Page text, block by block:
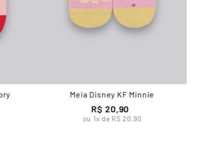
Meia Disney KF Minnie
R$ 20,90
ou 1x de R$ 20,90